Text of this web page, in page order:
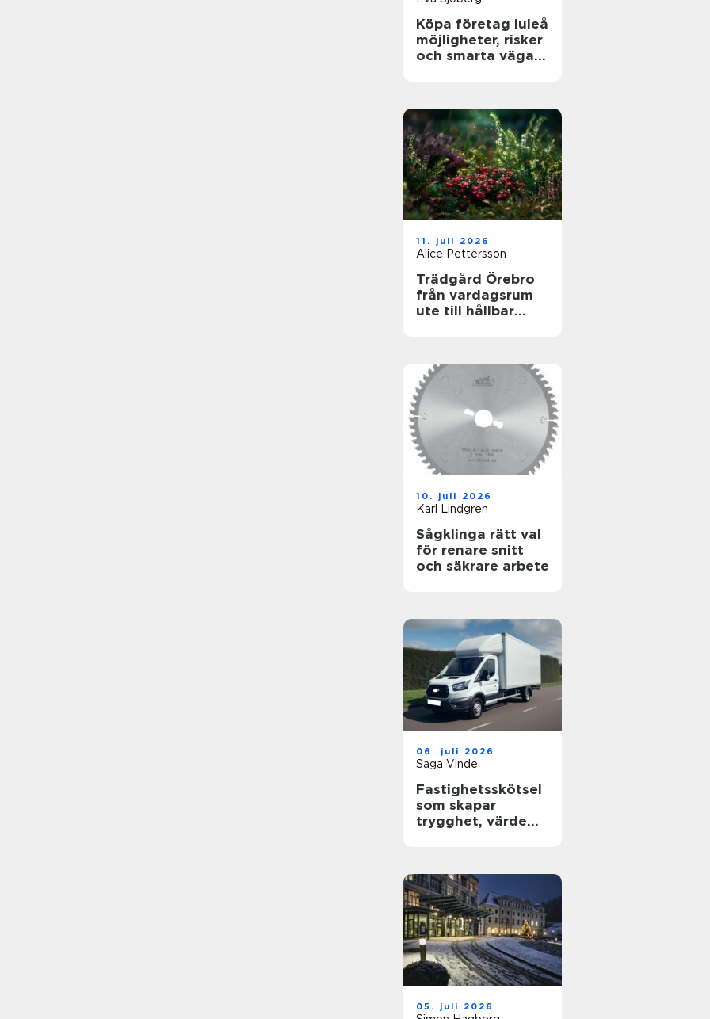
Köpa företag luleå
möjligheter, risker
och smarta vägar
11. juli 2026
Alice Pettersson
Trädgård Örebro
från vardagsrum
ute till hållbar
10. juli 2026
Karl Lindgren
Sågklinga rätt val
för renare snitt
och säkrare arbete
06. juli 2026
Saga Vinde
Fastighetsskötsel
som skapar
trygghet, värde
05. juli 2026